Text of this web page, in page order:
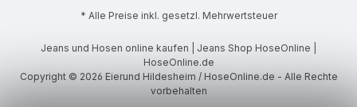
* Alle Preise inkl. gesetzl. Mehrwertsteuer
Jeans und Hosen online kaufen | Jeans Shop HoseOnline |
HoseOnline.de
Copyright © 2026 Eierund Hildesheim / HoseOnline.de - Alle Rechte
vorbehalten